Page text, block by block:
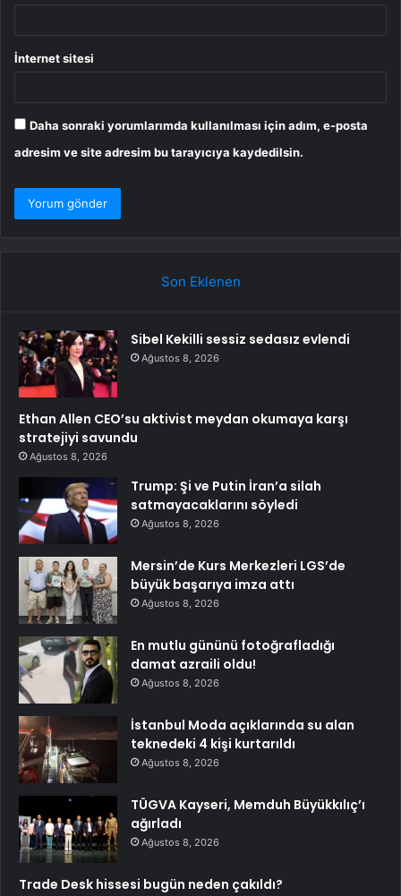
İnternet sitesi
Daha sonraki yorumlarımda kullanılması için adım, e-posta
adresim ve site adresim bu tarayıcıya kaydedilsin.
Son Eklenen
Sibel Kekilli sessiz sedasız evlendi
Ağustos 8, 2026
Ethan Allen CEO’su aktivist meydan okumaya karşı
stratejiyi savundu
Ağustos 8, 2026
Trump: Şi ve Putin İran’a silah
satmayacaklarını söyledi
Ağustos 8, 2026
Mersin’de Kurs Merkezleri LGS’de
büyük başarıya imza attı
Ağustos 8, 2026
En mutlu gününü fotoğrafladığı
damat azraili oldu!
Ağustos 8, 2026
İstanbul Moda açıklarında su alan
teknedeki 4 kişi kurtarıldı
Ağustos 8, 2026
TÜGVA Kayseri, Memduh Büyükkılıç’ı
ağırladı
Ağustos 8, 2026
Trade Desk hissesi bugün neden çakıldı?